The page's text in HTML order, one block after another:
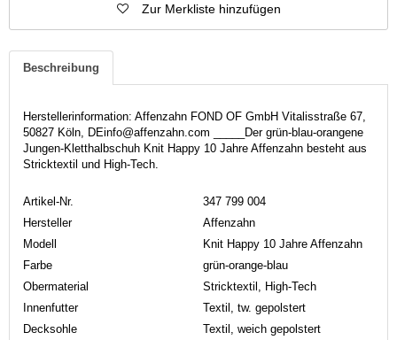
Zur Merkliste hinzufügen
Beschreibung
Herstellerinformation: Affenzahn FOND OF GmbH Vitalisstraße 67,
50827 Köln, DEinfo@affenzahn.com _____Der grün-blau-orangene
Jungen-Kletthalbschuh Knit Happy 10 Jahre Affenzahn besteht aus
Stricktextil und High-Tech.
Artikel-Nr.
347 799 004
Hersteller
Affenzahn
Modell
Knit Happy 10 Jahre Affenzahn
Farbe
grün-orange-blau
Obermaterial
Stricktextil, High-Tech
Innenfutter
Textil, tw. gepolstert
Decksohle
Textil, weich gepolstert